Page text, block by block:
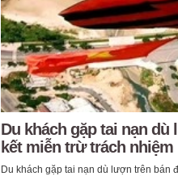
Du khách gặp tai nạn
kết miễn trừ trách nhiệm
Du khách gặp tai nạn dù lượn trên bán